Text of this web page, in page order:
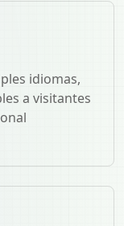
idiomas,
a visitantes